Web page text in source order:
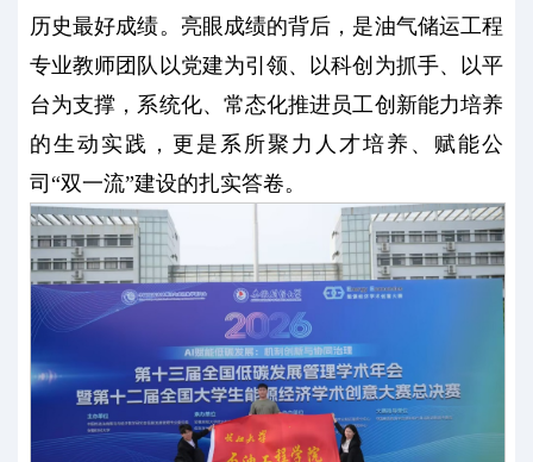
历史最好成绩。亮眼成绩的背后，是油气储运工程
专业教师团队以党建为引领、以科创为抓手、以平
台为支撑，系统化、常态化推进员工创新能力培养
的生动实践，更是系所聚力人才培养、赋能公
司“双一流”建设的扎实答卷。